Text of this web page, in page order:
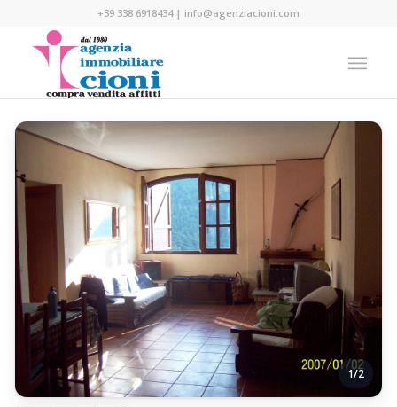
+39 338 6918434| info@agenziacioni.com
1/2